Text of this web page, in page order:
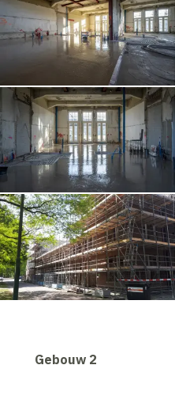
Gebouw 2